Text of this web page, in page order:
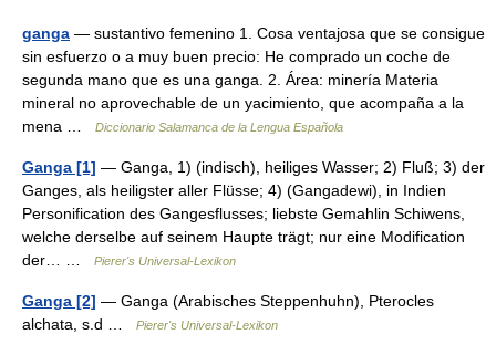
ganga — sustantivo femenino 1. Cosa ventajosa que se consigue
sin esfuerzo o a muy buen precio: He comprado un coche de
segunda mano que es una ganga. 2. Área: minería Materia
mineral no aprovechable de un yacimiento, que acompaña a la
mena …
Diccionario Salamanca de la Lengua Española
Ganga [1] — Ganga, 1) (indisch), heiliges Wasser; 2) Fluß; 3) der
Ganges, als heiligster aller Flüsse; 4) (Gangadewi), in Indien
Personification des Gangesflusses; liebste Gemahlin Schiwens,
welche derselbe auf seinem Haupte trägt; nur eine Modification
der… …
Pierer's Universal-Lexikon
Ganga [2] — Ganga (Arabisches Steppenhuhn), Pterocles
alchata, s.d …
Pierer's Universal-Lexikon